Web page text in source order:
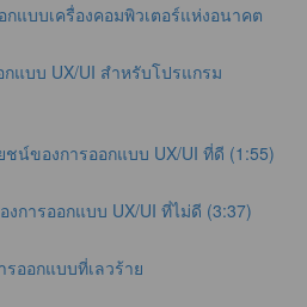
กแบบเครื่องคอมพิวเตอร์แห่งอนาคต
กแบบ UX/UI สำหรับโปรแกรม
ชน์ของการออกแบบ UX/UI ที่ดี (1:55)
งการออกแบบ UX/UI ที่ไม่ดี (3:37)
รออกแบบที่เลวร้าย